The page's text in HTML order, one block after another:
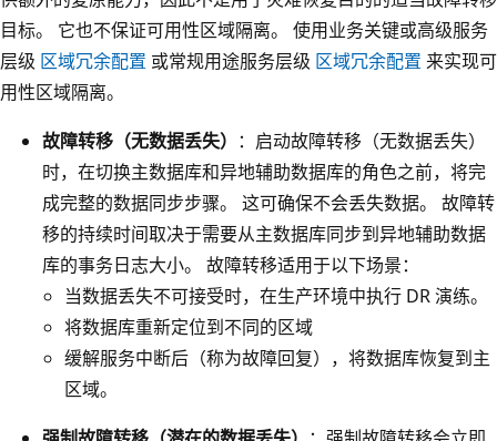
目标。 它也不保证可用性区域隔离。 使用业务关键或高级服务
层级 区域冗余配置 或常规用途服务层级 区域冗余配置 来实现可
用性区域隔离。
故障转移（无数据丢失） ：启动故障转移（无数据丢失）
时，在切换主数据库和异地辅助数据库的角色之前，将完
成完整的数据同步步骤。 这可确保不会丢失数据。 故障转
移的持续时间取决于需要从主数据库同步到异地辅助数据
库的事务日志大小。 故障转移适用于以下场景：
当数据丢失不可接受时，在生产环境中执行 DR 演练。
将数据库重新定位到不同的区域
缓解服务中断后（称为故障回复），将数据库恢复到主
区域。